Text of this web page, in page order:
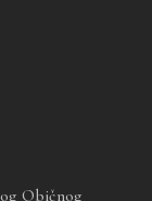
Običnog